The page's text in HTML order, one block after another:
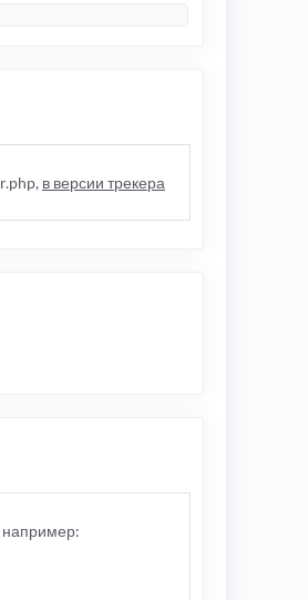
в версии трекера
например: